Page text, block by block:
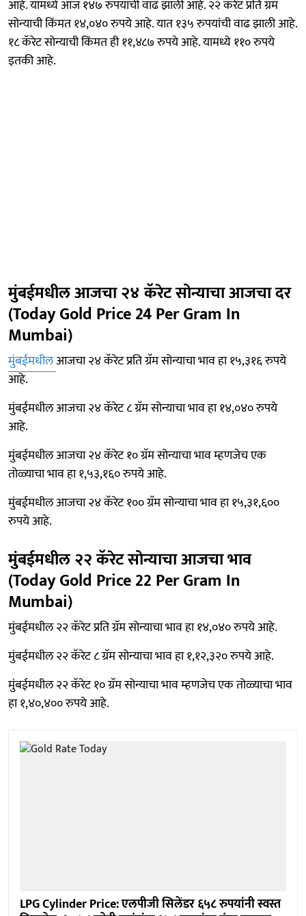
आहे. यामध्ये आज १४७ रुपयांची वाढ झाली आहे. २२ कॅरेट प्रति ग्रॅम
सोन्याची किंमत १४,०४० रुपये आहे. यात १३५ रुपयांची वाढ झाली आहे.
१८ कॅरेट सोन्याची किंमत ही ११,४८७ रुपये आहे. यामध्ये ११० रुपये
इतकी आहे.
मुंबईमधील आजचा २४ कॅरेट सोन्याचा आजचा दर
(Today Gold Price 24 Per Gram In
Mumbai)
मुंबईमधीलआजचा २४ कॅरेट प्रति ग्रॅम सोन्याचा भाव हा १५,३१६ रुपये
आहे.
मुंबईमधील आजचा २४ कॅरेट ८ ग्रॅम सोन्याचा भाव हा १४,०४० रुपये
आहे.
मुंबईमधील आजचा २४ कॅरेट १० ग्रॅम सोन्याचा भाव म्हणजेच एक
तोळ्याचा भाव हा १,५३,१६० रुपये आहे.
मुंबईमधील आजचा २४ कॅरेट १०० ग्रॅम सोन्याचा भाव हा १५,३१,६००
रुपये आहे.
मुंबईमधील २२ कॅरेट सोन्याचा आजचा भाव
(Today Gold Price 22 Per Gram In
Mumbai)
मुंबईमधील २२ कॅरेट प्रति ग्रॅम सोन्याचा भाव हा १४,०४० रुपये आहे.
मुंबईमधील २२ कॅरेट ८ ग्रॅम सोन्याचा भाव हा १,१२,३२० रुपये आहे.
मुंबईमधील २२ कॅरेट १० ग्रॅम सोन्याचा भाव म्हणजेच एक तोळ्याचा भाव
हा १,४०,४०० रुपये आहे.
LPG Cylinder Price: एलपीजी सिलेंडर ६५८ रुपयांनी स्वस्त